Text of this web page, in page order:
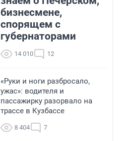
бизнесмене,
спорящем с
губернаторами
14 010 12
«Руки и ноги разбросало,
ужас»: водителя и
пассажирку разорвало на
трассе в Кузбассе
8 404 7